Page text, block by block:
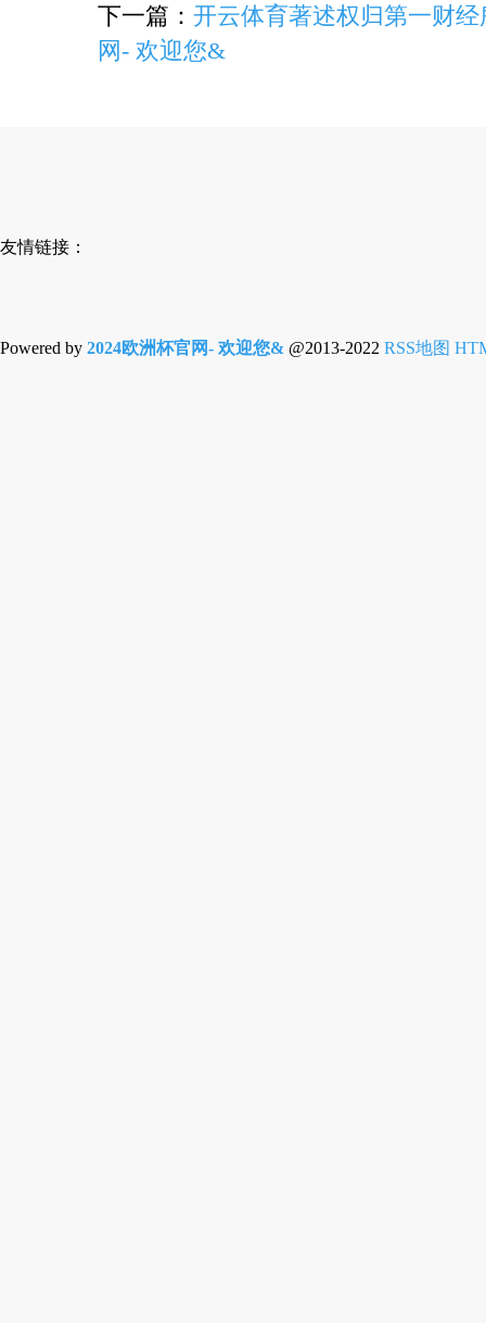
下一篇： 开云体育著述权归第一财
网- 欢迎您&
友情链接：
Powered by 2024欧洲杯官网- 欢迎您& @2013-2022 RSS地图